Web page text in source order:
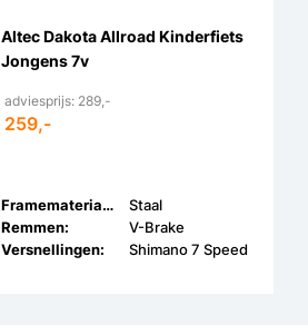
Altec Dakota Allroad Kinderfiets
Jongens 7v
adviesprijs: 289,-
259,-
Framemateriaal:
Staal
Remmen:
V-Brake
Versnellingen:
Shimano 7 Speed